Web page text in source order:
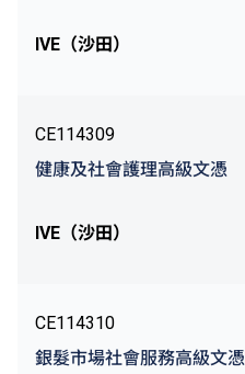
IVE（沙田）
CE114309
健康及社會護理高級文憑
IVE（沙田）
CE114310
銀髮市場社會服務高級文憑